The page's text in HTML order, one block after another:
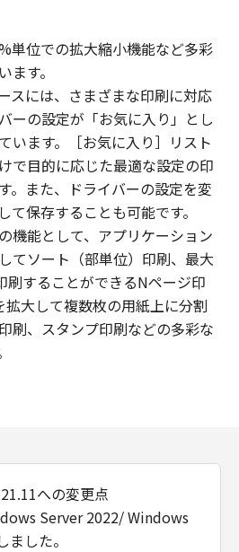
単位での拡大縮小機能など多彩
す。
スには、さまざまな印刷に対応
ーの設定が「お気に入り」とし
います。［お気に入り］リスト
で目的に応じた最適な設定の印
。また、ドライバーの設定を変
て保存することも可能です。
機能として、アプリケーション
てソート（部単位）印刷、最大
刷することができるNページ印
大して複数枚の用紙上に分割
刷、スタンプ印刷などの多彩な
への変更点
Server 2022/ Windows
した。